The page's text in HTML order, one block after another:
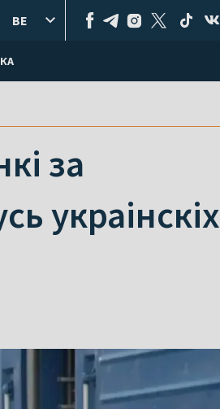
BE
за
украінскіх